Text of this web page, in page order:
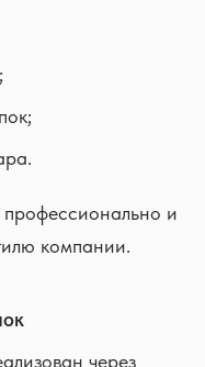
и
компании.
через